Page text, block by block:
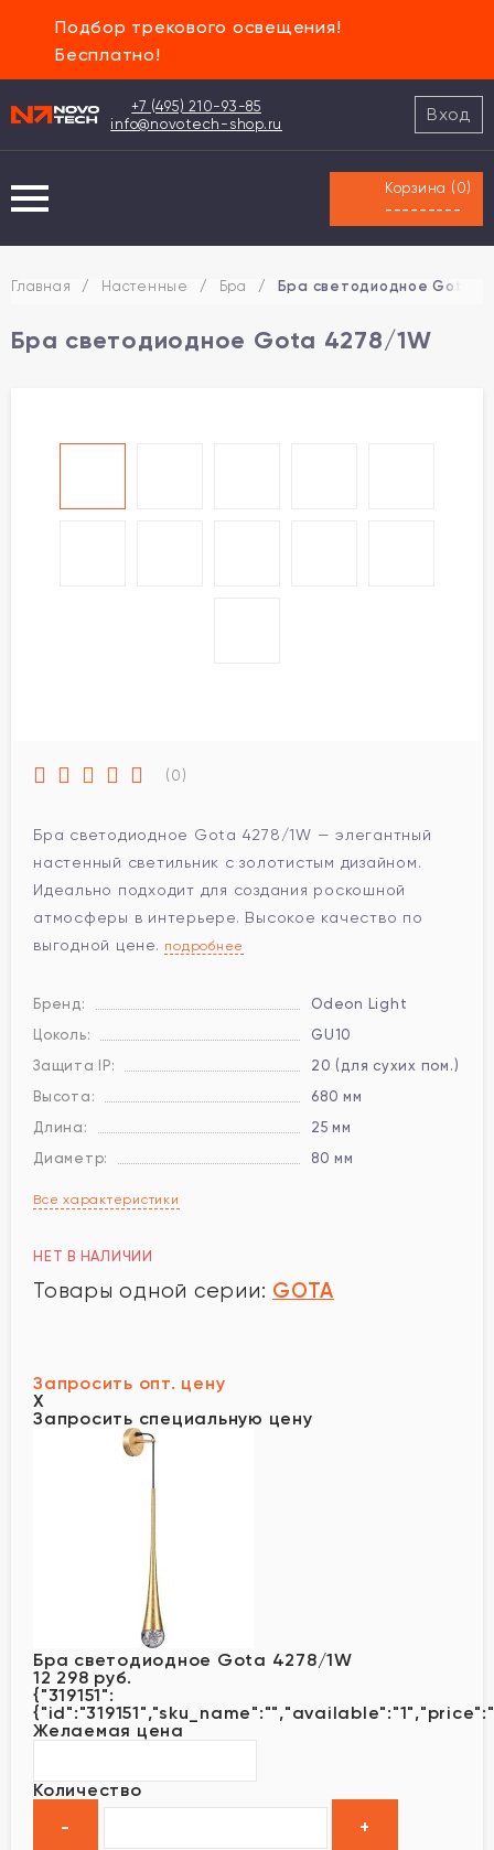
Подбор трекового освещения!
Бесплатно!
+7 (495) 210-93-85
info@novotech-shop.ru
Вход
Корзина ( 0)
---------
Главная / Настенные / Бра / Бра светодиодное Gota
Бра светодиодное Gota 4278/1W
(0)
Бра светодиодное Gota 4278/1W — элегантный
настенный светильник с золотистым дизайном.
Идеально подходит для создания роскошной
атмосферы в интерьере. Высокое качество по
выгодной цене. подробнее
Бренд:
Odeon Light
Цоколь:
GU10
Защита IP:
20 (для сухих пом.)
Высота:
680 мм
Длина:
25 мм
Диаметр:
80 мм
Все характеристики
НЕТ В НАЛИЧИИ
Товары одной серии: GOTA
Запросить опт. цену
X
Запросить специальную цену
Бра светодиодное Gota 4278/1W
12 298 руб.
{"319151":
Желаемая цена
Количество